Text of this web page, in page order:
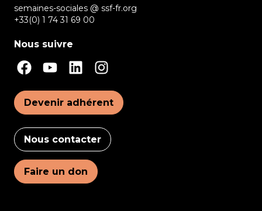
semaines-sociales @ ssf-fr.org
+33(0) 1 74 31 69 00
Nous suivre
Devenir adhérent
Nous contacter
Faire un don